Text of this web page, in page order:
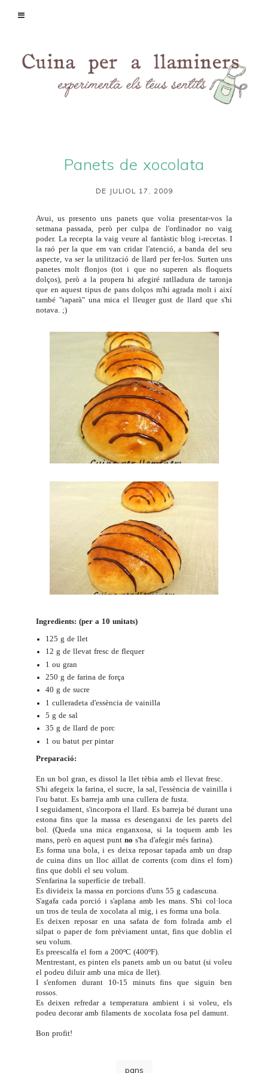
Panets de xocolata
DE JULIOL 17, 2009
Avui, us presento uns panets que volia presentar-vos la
setmana passada, però per culpa de l'ordinador no vaig
poder. La recepta la vaig veure al fantàstic blog i-recetas. I
la raó per la que em van cridar l'atenció, a banda del seu
aspecte, va ser la utilització de llard per fer-los. Surten uns
panetes molt flonjos (tot i que no superen als floquets
dolços), però a la propera hi afegiré ratlladura de taronja
que en aquest tipus de pans dolços m'hi agrada molt i així
també "taparà" una mica el lleuger gust de llard que s'hi
notava. ;)
Ingredients: (per a 10 unitats)
125 g de llet
12 g de llevat fresc de flequer
1 ou gran
250 g de farina de força
40 g de sucre
1 culleradeta d'essència de vainilla
5 g de sal
35 g de llard de porc
1 ou batut per pintar
Preparació:
En un bol gran, es dissol la llet tèbia amb el llevat fresc.
S'hi afegeix la farina, el sucre, la sal, l'essència de vainilla i
l'ou batut. Es barreja amb una cullera de fusta.
I seguidament, s'incorpora el llard. Es barreja bé durant una
estona fins que la massa es desenganxi de les parets del
bol. (Queda una mica enganxosa, si la toquem amb les
mans, però en aquest punt no s'ha d'afegir més farina).
Es forma una bola, i es deixa reposar tapada amb un drap
de cuina dins un lloc aïllat de corrents (com dins el forn)
fins que dobli el seu volum.
S'enfarina la superfície de treball.
Es divideix la massa en porcions d'uns 55 g cadascuna.
S'agafa cada porció i s'aplana amb les mans. S'hi col·loca
un tros de teula de xocolata al mig, i es forma una bola.
Es deixen reposar en una safata de forn folrada amb el
silpat o paper de forn prèviament untat, fins que doblin el
seu volum.
Es preescalfa el forn a 200ºC (400ºF).
Mentrestant, es pinten els panets amb un ou batut (si voleu
el podeu diluir amb una mica de llet).
I s'enfornen durant 10-15 minuts fins que siguin ben
rossos.
Es deixen refredar a temperatura ambient i si voleu, els
podeu decorar amb filaments de xocolata fosa pel damunt.
Bon profit!
pans